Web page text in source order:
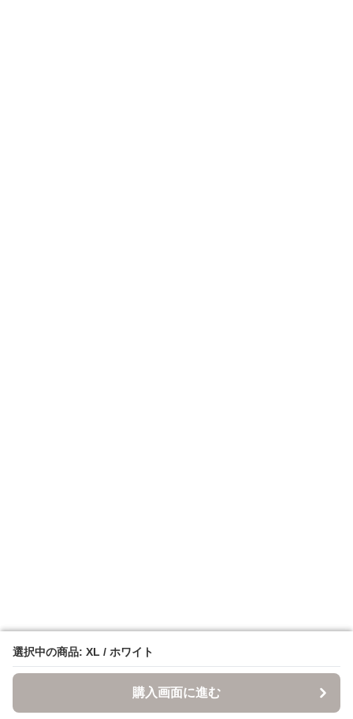
選択中の商品: XL / ホワイト
購入画面に進む
選択中の商品: XL / ホワイト
購入画面に進む